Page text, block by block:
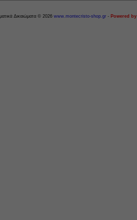
Δικαιώματα © 2026 www.montecristo-shop.gr - Powered by